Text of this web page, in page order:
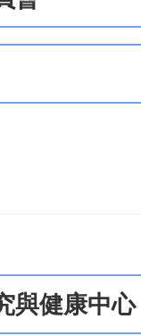
與健康中心